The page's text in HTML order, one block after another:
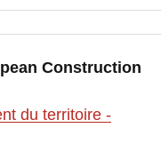
Construction
du territoire -